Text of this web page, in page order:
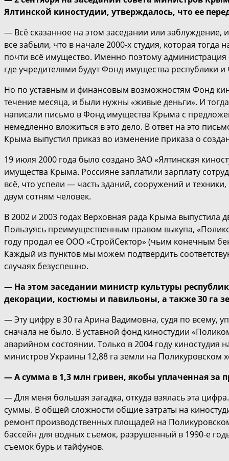
Ялтинской киностудии, утверждалось, что ее
— Всё сказанное на этом заседании или
все забыли, что в начале 2000-х студия, которая
почти всё имущество. Именно поэтому
где учредителями будут Фонд имущества республики
Но по уставным и финансовым возможностям Фонд
течение месяца, и были нужны «живые деньги». И
написали письмо в Фонд имущества Крыма с
немедленно вложиться в это дело. В ответ на это
Крыма выпустил приказ во изменение приказа о
19 июля 2000 года было создано ЗАО «Ялтинская
имущества Крыма. Россияне заплатили зарплату
всё, что успели — часть зданий, сооружений и
двум сотням человек.
В 2002 и 2003 годах Верховная рада Крыма
Пользуясь преимущественным правом выкупа,
году продал ее ООО «СтройСектор» (чьим конечным
Каждый из пунктов мы можем подтвердить
случаях безуспешно.
— На этом заседании министр культуры
декорации, костюмы и павильоны, а также 30 га
— Эту цифру в 30 га Арина Вадимовна, судя по всему,
сначала не было. В уставной фонд киностудии
аварийном состоянии. Только в 2004 году киностудия
министров Украины 12,88 га земли на Поликуровском
— А сумма в 1,3 млн гривен, якобы уплаченная за
— Для меня большая загадка, откуда взялась эта
суммы. В общей сложности общие затраты на
ремонт производственных площадей на
бассейн для водных съемок, разрушенный в 1990-е
съемок бурь и тайфунов.